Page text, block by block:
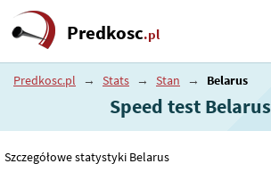
Predkosc.pl
Predkosc.pl → Stats → Stan → Belarus
Speed test Belarus
Szczegółowe statystyki Belarus